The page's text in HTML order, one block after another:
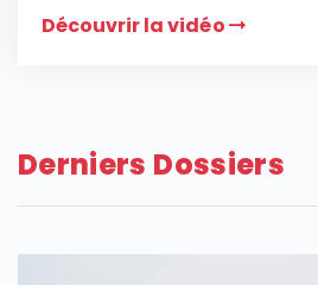
Découvrir la vidéo
Derniers Dossiers